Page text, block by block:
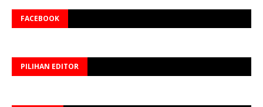
FACEBOOK
PILIHAN EDITOR